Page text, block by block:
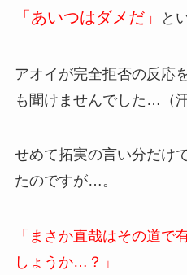
「あいつはダメだ」 と
アオイが完全拒否の反応
も聞けませんでした…（汗
せめて拓実の言い分だけ
たのですが…。
「まさか直哉はその道で
しょうか…？」